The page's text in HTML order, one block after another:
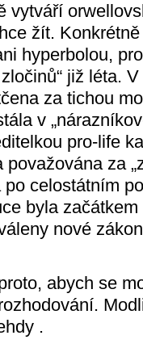
vytváří
žít.
hyperbolou,
již léta.
za tichou
v
pro-life
za
celostátním
byla
nové
abych se
.